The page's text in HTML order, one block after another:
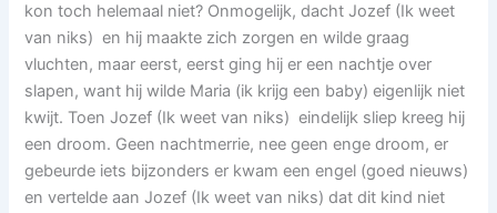
kon toch helemaal niet? Onmogelijk, dacht Jozef (Ik weet
van niks) en hij maakte zich zorgen en wilde graag
vluchten, maar eerst, eerst ging hij er een nachtje over
slapen, want hij wilde Maria (ik krijg een baby) eigenlijk niet
kwijt. Toen Jozef (Ik weet van niks) eindelijk sliep kreeg hij
een droom. Geen nachtmerrie, nee geen enge droom, er
gebeurde iets bijzonders er kwam een engel (goed nieuws)
en vertelde aan Jozef (Ik weet van niks) dat dit kind niet